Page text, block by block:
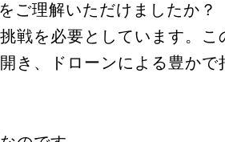
ご理解いただけましたか？
戦を必要としています。こ
き、ドローンによる豊かで